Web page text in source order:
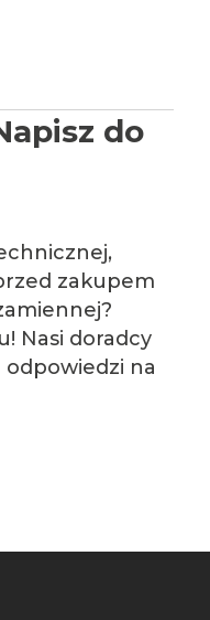
do
zakupem
Nasi doradcy
na